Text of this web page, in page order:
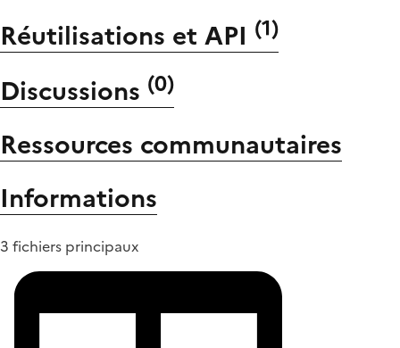
Réutilisations et API (1)
Discussions (0)
Ressources communautaires
Informations
3 fichiers principaux